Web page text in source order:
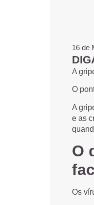
16 de
A
O
A
e as
O
Os